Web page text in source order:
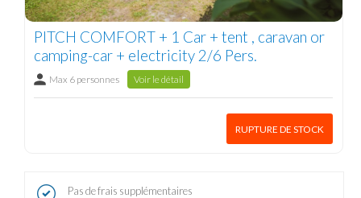
PITCH COMFORT + 1 Car + tent , caravan or
camping-car + electricity 2/6 Pers.
Max 6 personnes Voir le détail
RUPTURE DE STOCK
Pas de frais supplémentaires